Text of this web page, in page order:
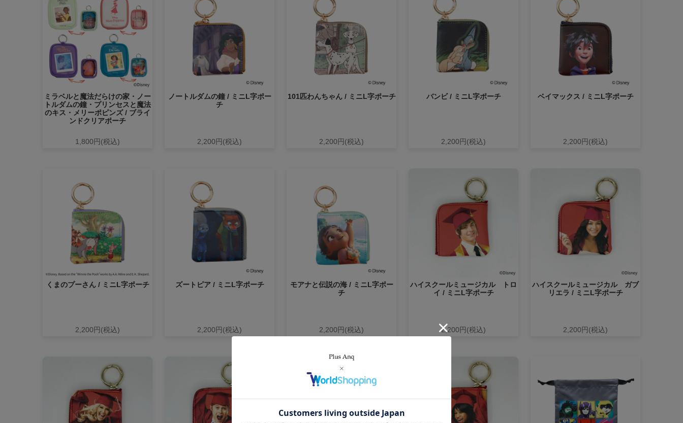
ミラベルと魔法だらけの家・ノー
トルダムの鐘・プリンセスと魔法
のキス・メリーポピンズ / ブライ
ンドクリアポーチ
1,800円(税込)
ノートルダムの鐘 / ミニL字ポー
チ
2,200円(税込)
101匹わんちゃん / ミニL字ポーチ
2,200円(税込)
バンビ / ミニL字ポーチ
2,200円(税込)
ベイマックス / ミニL字ポーチ
2,200円(税込)
くまのプーさん / ミニL字ポーチ
2,200円(税込)
ズートピア / ミニL字ポーチ
2,200円(税込)
モアナと伝説の海 / ミニL字ポー
チ
2,200円(税込)
ハイスクールミュージカル トロ
イ / ミニL字ポーチ
2,200円(税込)
ハイスクールミュージカル ガブ
リエラ / ミニL字ポーチ
2,200円(税込)